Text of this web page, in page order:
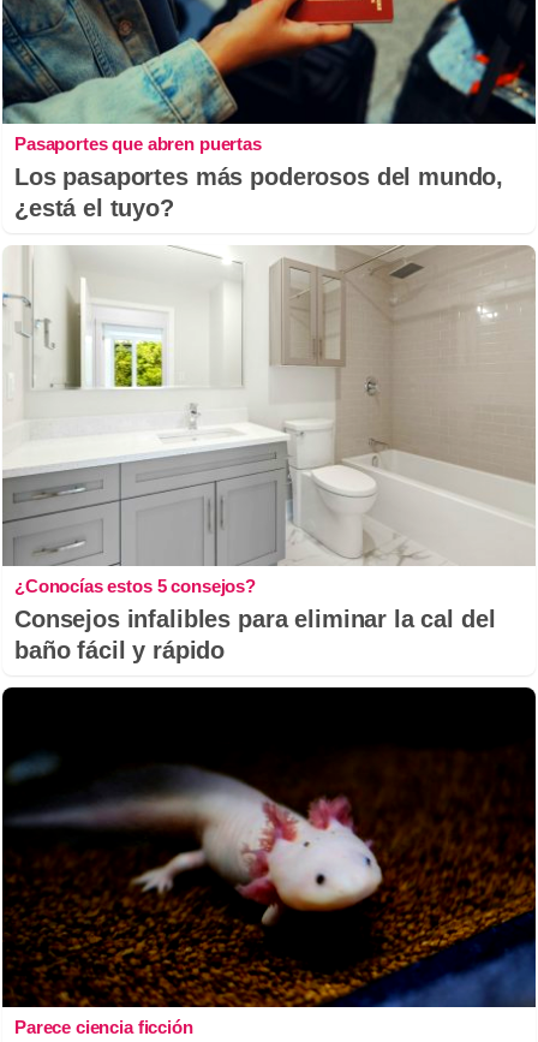
Pasaportes que abren puertas
Los pasaportes más poderosos del mundo,
¿está el tuyo?
¿Conocías estos 5 consejos?
Consejos infalibles para eliminar la cal del
baño fácil y rápido
Parece ciencia ficción